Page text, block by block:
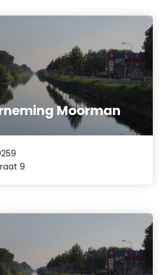
Moorman
9